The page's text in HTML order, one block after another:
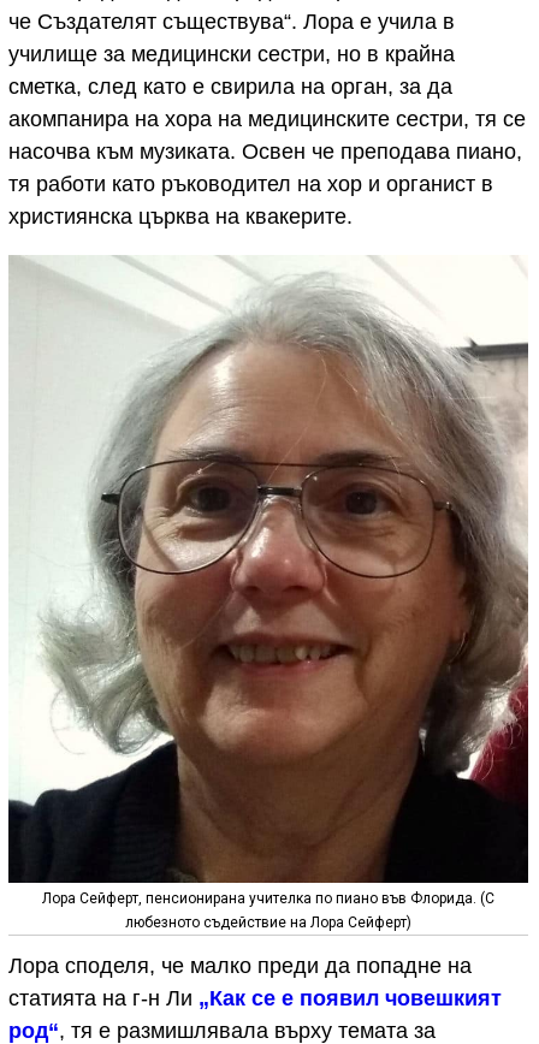
че Създателят съществува“. Лора е учила в
училище за медицински сестри, но в крайна
сметка, след като е свирила на орган, за да
акомпанира на хора на медицинските сестри, тя се
насочва към музиката. Освен че преподава пиано,
тя работи като ръководител на хор и органист в
християнска църква на квакерите.
Лора Сейферт, пенсионирана учителка по пиано във Флорида. (С
любезното съдействие на Лора Сейферт)
Лора споделя, че малко преди да попадне на
статията на г-н Ли „Как се е появил човешкият
род“, тя е размишлявала върху темата за